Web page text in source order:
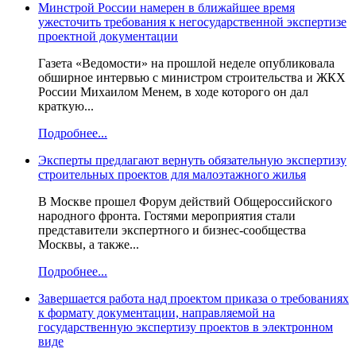
Минстрой России намерен в ближайшее время
ужесточить требования к негосударственной экспертизе
проектной документации
Газета «Ведомости» на прошлой неделе опубликовала
обширное интервью с министром строительства и ЖКХ
России Михаилом Менем, в ходе которого он дал
краткую...
Подробнее...
Эксперты предлагают вернуть обязательную экспертизу
строительных проектов для малоэтажного жилья
В Москве прошел Форум действий Общероссийского
народного фронта. Гостями мероприятия стали
представители экспертного и бизнес-сообщества
Москвы, а также...
Подробнее...
Завершается работа над проектом приказа о требованиях
к формату документации, направляемой на
государственную экспертизу проектов в электронном
виде